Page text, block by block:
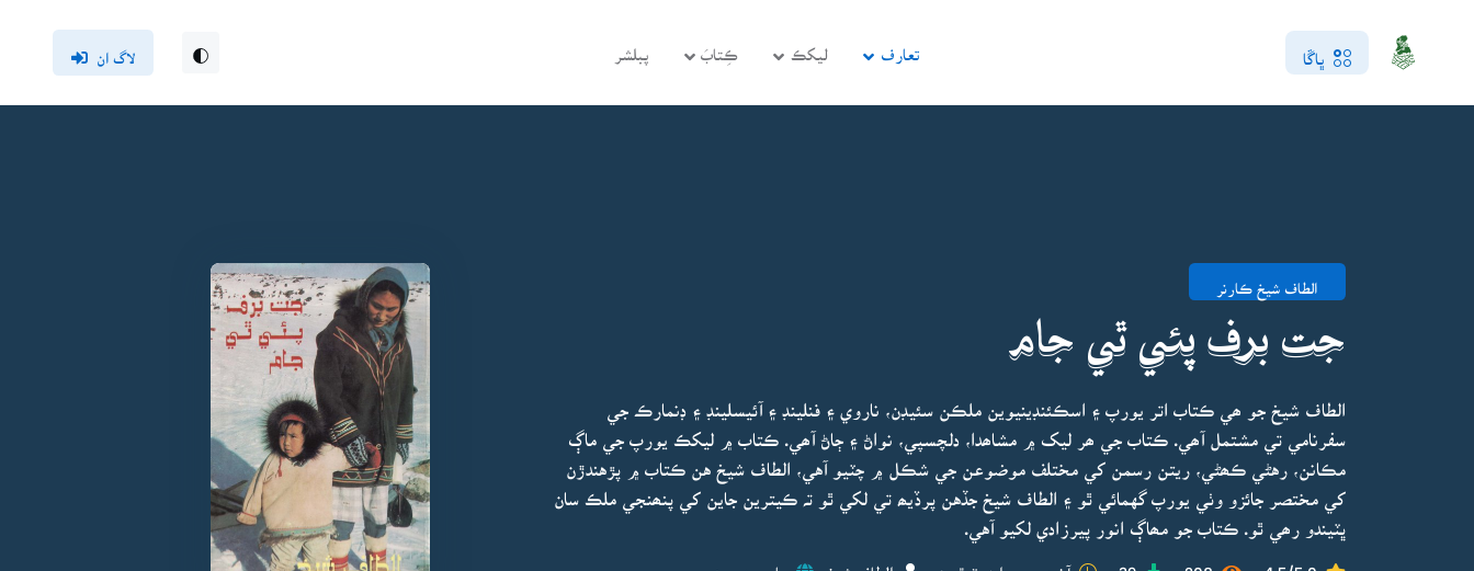
ڀاڱا تعارف ليکڪ ڪِتابَ پبلشر لاگ ان
الطاف شيخ ڪارنر
جت برف پئي ٿي جام
الطاف شيخ جو ھي ڪتاب اتر يورپ ۽ اسڪئنڊينيوين ملڪن سئيڊن، ناروي ۽ فنلينڊ ۽ آئيسلينڊ ۽ ڊنمارڪ جي
سفرنامي تي مشتمل آھي. ڪتاب جي ھر ليک ۾ مشاھدا، دلچسپي، نواڻ ۽ ڄاڻ آھي. ڪتاب ۾ ليکڪ يورپ جي ماڳ
مڪانن، رهڻي ڪھڻي، ريتن رسمن کي مختلف موضوعن جي شڪل ۾ چٽيو آهي، الطاف شيخ هن ڪتاب ۾ پڙهندڙن
کي مختصر جائزو وٺي يورپ گهمائي ٿو ۽ الطاف شيخ جڏهن پرڏيھ تي لکي ٿو تہ ڪيترين جاين کي پنھنجي ملڪ سان
ڀٽيندو رھي ٿو. ڪتاب جو مھاڳ انور پيرزادي لکيو آهي.
4.5/5.0
208
39 آخري ڀيرو اپڊيٽ ٿيو: الطاف شيخ ڇاپو پھريون